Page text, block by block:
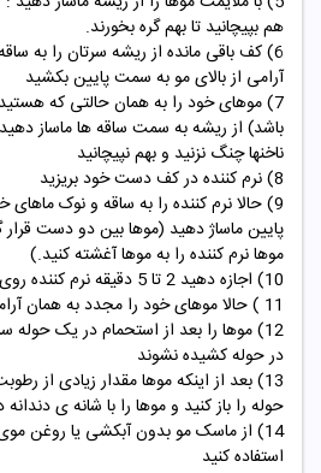
هم بپیچانید تا بهم گره بخورند.
6) کف باقی مانده از ریشه سرتان را به
آرامی از بالای مو به سمت پایین بکشید
7) موهای خود را به همان حالتی که
باشد) از ریشه به سمت ساقه ها ماساز دهید
ناخنها چنگ نزنید و بهم نپیچانید
8) نرم کننده در کف دست خود بریزید
9) حالا نرم کننده را به ساقه و نوک ماهای
پایین ماساژ دهید (موها بین دو دست قرار
موها نرم کننده را به موها آغشته کنید.)
10) اجازه دهید 2 تا 5 دقیقه نرم کننده روی موهای شما بماند
11 ) حالا موهای خود را مجدد به همان آرامی ماساژ دهید و بشوئید
12) موها را بعد از استحمام در یک حوله
در حوله کشیده نشوند
13) بعد از اینکه موها مقدار زیادی از
حوله را باز کنید و موها را با شانه ی
14) از
ماسک مو بدون آبکشی یا روغن
استفاده کنید